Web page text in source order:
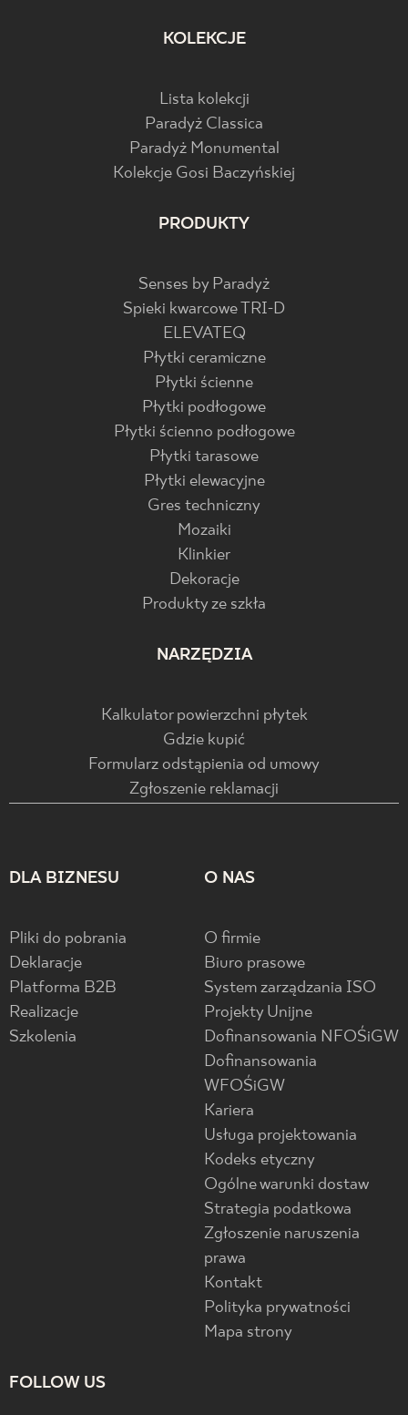
KOLEKCJE
Lista kolekcji
Paradyż Classica
Paradyż Monumental
Kolekcje Gosi Baczyńskiej
PRODUKTY
Senses by Paradyż
Spieki kwarcowe TRI-D
ELEVATEQ
Płytki ceramiczne
Płytki ścienne
Płytki podłogowe
Płytki ścienno podłogowe
Płytki tarasowe
Płytki elewacyjne
Gres techniczny
Mozaiki
Klinkier
Dekoracje
Produkty ze szkła
NARZĘDZIA
Kalkulator powierzchni płytek
Gdzie kupić
Formularz odstąpienia od umowy
Zgłoszenie reklamacji
DLA BIZNESU
Pliki do pobrania
Deklaracje
Platforma B2B
Realizacje
Szkolenia
O NAS
O firmie
Biuro prasowe
System zarządzania ISO
Projekty Unijne
Dofinansowania NFOŚiGW
Dofinansowania
WFOŚiGW
Kariera
Usługa projektowania
Kodeks etyczny
Ogólne warunki dostaw
Strategia podatkowa
Zgłoszenie naruszenia
prawa
Kontakt
Polityka prywatności
Mapa strony
FOLLOW US